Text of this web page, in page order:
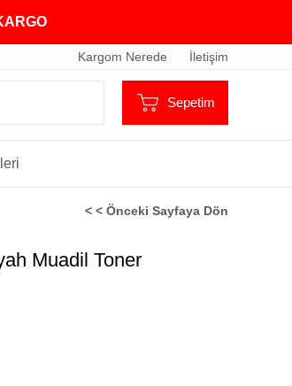
Kargom Nerede İletişim
Sepetim
< < Önceki Sayfaya Dön
Muadil Toner